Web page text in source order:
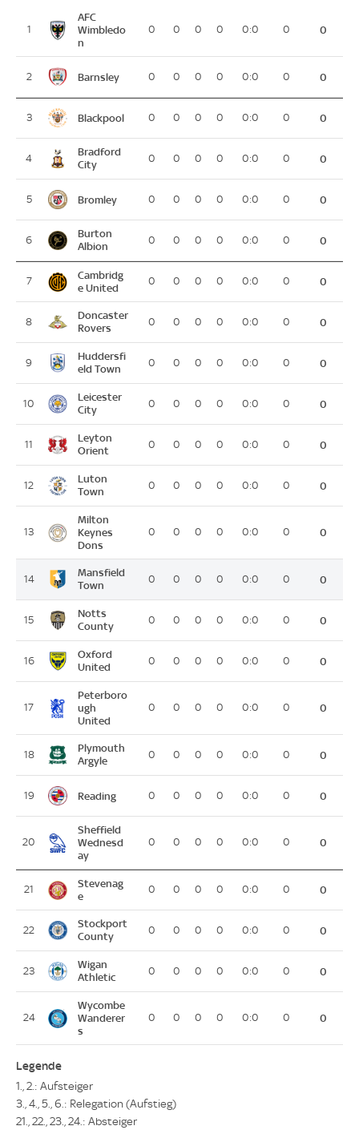
1
AFC
Wimbledo
n
0 0 0 0 0:0 0 0
2 Barnsley 0 0 0 0 0:0 0 0
3 Blackpool 0 0 0 0 0:0 0 0
4
Bradford
City
0 0 0 0 0:0 0 0
5 Bromley 0 0 0 0 0:0 0 0
6
Burton
Albion
0 0 0 0 0:0 0 0
7
Cambridg
e United
0 0 0 0 0:0 0 0
8
Doncaster
Rovers
0 0 0 0 0:0 0 0
9
Huddersfi
eld Town
0 0 0 0 0:0 0 0
10
Leicester
City
0 0 0 0 0:0 0 0
11
Leyton
Orient
0 0 0 0 0:0 0 0
12
Luton
Town
0 0 0 0 0:0 0 0
13
Milton
Keynes
Dons
0 0 0 0 0:0 0 0
14
Mansfield
Town
0 0 0 0 0:0 0 0
15
Notts
County
0 0 0 0 0:0 0 0
16
Oxford
United
0 0 0 0 0:0 0 0
17
Peterboro
ugh
United
0 0 0 0 0:0 0 0
18
Plymouth
Argyle
0 0 0 0 0:0 0 0
19 Reading 0 0 0 0 0:0 0 0
20
Sheffield
Wednesd
ay
0 0 0 0 0:0 0 0
21
Stevenag
e
0 0 0 0 0:0 0 0
22
Stockport
County
0 0 0 0 0:0 0 0
23
Wigan
Athletic
0 0 0 0 0:0 0 0
24
Wycombe
Wanderer
s
0 0 0 0 0:0 0 0
Legende
1., 2.: Aufsteiger
3., 4., 5., 6.: Relegation (Aufstieg)
21., 22., 23., 24.: Absteiger